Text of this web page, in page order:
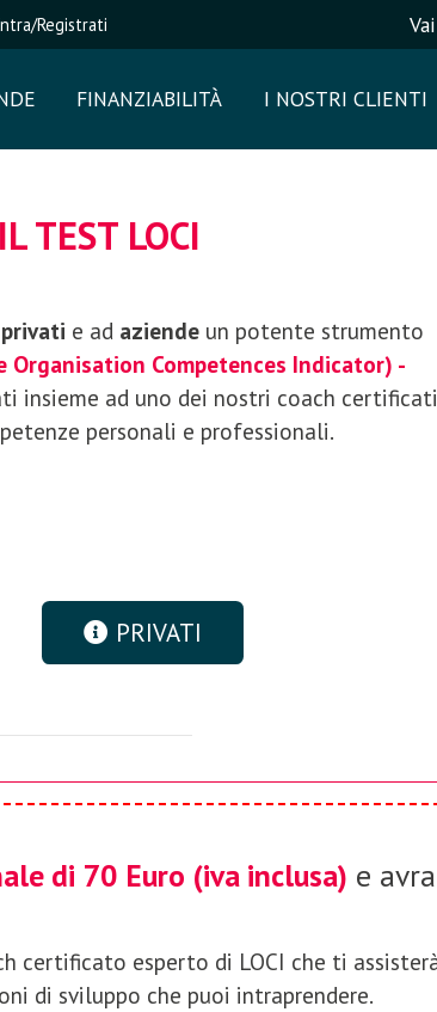
Registrati
FINANZIABILITÀ I NOSTRI CLIENTI
TEST LOCI
privati e ad aziendeun potente strumento
Organisation Competences Indicator) -
insieme ad uno dei nostri coach
personali e professionali.
PRIVATI
di 70 Euro (iva inclusa) e
certificato esperto di LOCI che ti
di sviluppo che puoi intraprendere.